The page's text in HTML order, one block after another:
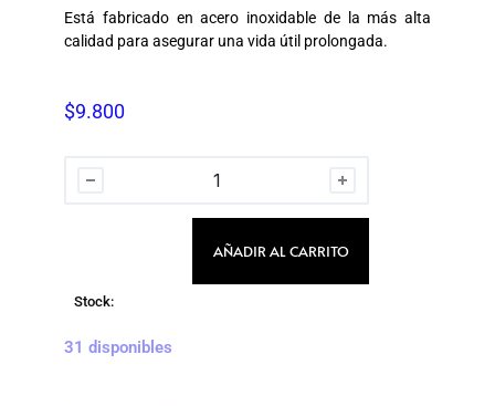
Está fabricado en acero inoxidable de la más alta
calidad para asegurar una vida útil prolongada.
$9.800
AÑADIR AL CARRITO
Stock:
31 disponibles